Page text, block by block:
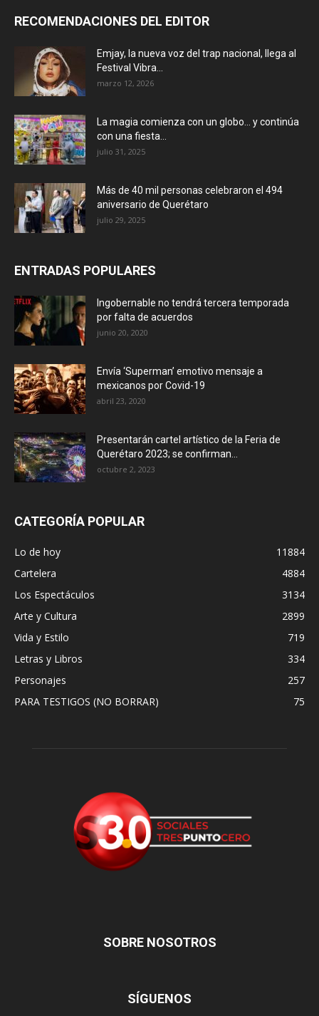
RECOMENDACIONES DEL EDITOR
Emjay, la nueva voz del trap nacional, llega al
Festival Vibra...
marzo 12, 2026
La magia comienza con un globo… y continúa
con una fiesta...
julio 31, 2025
Más de 40 mil personas celebraron el 494
aniversario de Querétaro
julio 29, 2025
ENTRADAS POPULARES
Ingobernable no tendrá tercera temporada
por falta de acuerdos
junio 20, 2020
Envía ‘Superman’ emotivo mensaje a
mexicanos por Covid-19
abril 23, 2020
Presentarán cartel artístico de la Feria de
Querétaro 2023; se confirman...
octubre 2, 2023
CATEGORÍA POPULAR
Lo de hoy
11884
Cartelera
4884
Los Espectáculos
3134
Arte y Cultura
2899
Vida y Estilo
719
Letras y Libros
334
Personajes
257
PARA TESTIGOS (NO BORRAR)
75
SOBRE NOSOTROS
SÍGUENOS